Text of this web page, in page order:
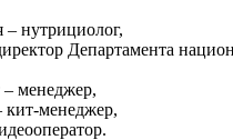
нутрициолог,
Департамента
менеджер,
менеджер,